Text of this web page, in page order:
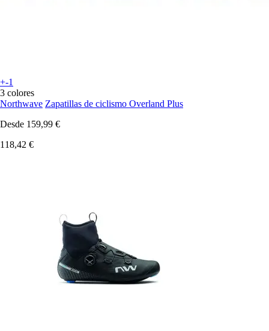
+-1
3 colores
Northwave Zapatillas de ciclismo Overland Plus
Desde 159,99 €
118,42 €